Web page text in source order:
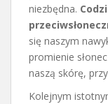
niezbędna.
się naszym
promienie
naszą skórę,
Kolejnym